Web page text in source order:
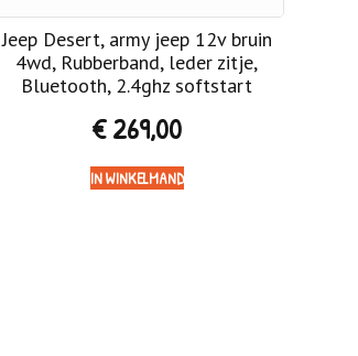
Jeep Desert, army jeep 12v bruin
4wd, Rubberband, leder zitje,
Bluetooth, 2.4ghz softstart
€269,00
IN WINKELMAND